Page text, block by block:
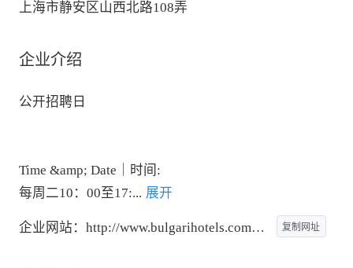
上海市静安区山西北路108弄
企业介绍
公开招聘日
Time &amp; Date｜时间:
每周二10：00至17:... 展开
企业网站： http://www.bulgarihotels.com/en_US/shanghai
复制网址